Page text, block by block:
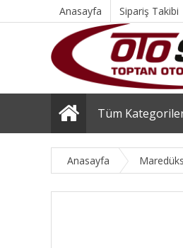
Anasayfa Sipariş Takibi
Tüm
Anasayfa